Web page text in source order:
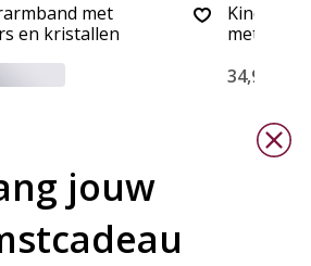
met
en kristallen
met
34,90
jouw